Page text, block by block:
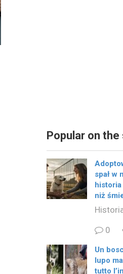
Popular on the
spał w
niż
0
Un
lupo
tutto